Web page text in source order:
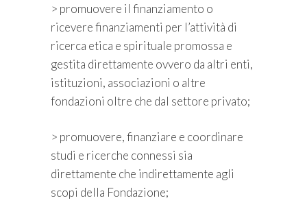
> promuovere il finanziamento o
ricevere finanziamenti per l’attività di
ricerca etica e spirituale promossa e
gestita direttamente ovvero da altri enti,
istituzioni, associazioni o altre
fondazioni oltre che dal settore privato;
> promuovere, finanziare e coordinare
studi e ricerche connessi sia
direttamente che indirettamente agli
scopi della Fondazione;